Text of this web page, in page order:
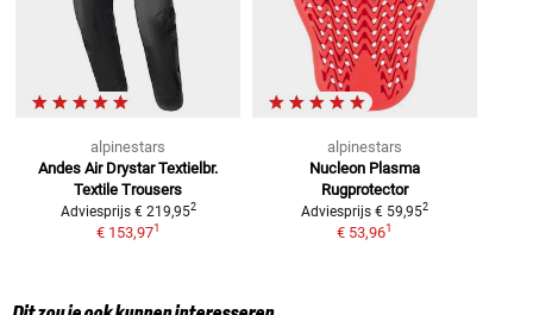
alpinestars
Andes Air Drystar Textielbr.
Textile Trousers
Adviesprijs € 219,952
€ 153,971
alpinestars
Nucleon Plasma
Rugprotector
Adviesprijs € 59,952
€ 53,961